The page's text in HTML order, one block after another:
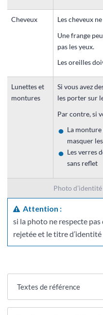
Photo
Cheveux
Les cheveux
Une frange
pas les yeux.
Les oreilles
Lunettes et
montures
Si vous avez
les porter sur
Par contre, si
La monture
masquer
Les verres
sans reflet
Attention :
si la photo ne respecte
rejetée et le titre d’identité
Textes de référence